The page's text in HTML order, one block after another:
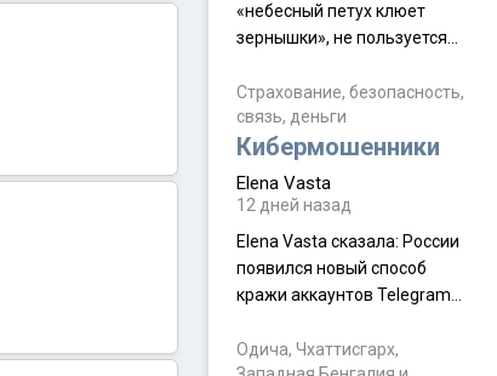
«небесный петух клюет
зернышки», не пользуется
заслужено, и чтобы попасть
на начало тропы показали
водителю карту, иначе
Пошли туда, потому что я
отзывов. По мне – сплошная
физуха, долгий спуск, потом
подъем по этому же пути.
Пока
Страхование, безопасность,
связь, деньги
Кибермошенники
Elena Vasta
12 дней назад
Elena Vasta сказалa: России
появился новый способ
кражи аккаунтов Telegram
Прочитайте! У моих двух
Одича, Чхаттисгарх,